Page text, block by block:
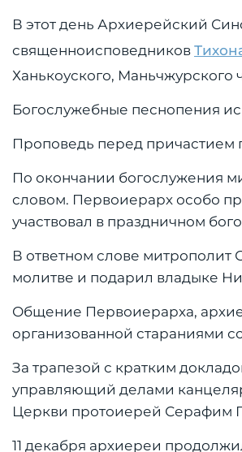
В этот день Архиерейский
священноисповедников
Ханькоуского, Маньчжурского
Богослужебные песнопения
Проповедь перед причастием
По окончании богослужения
словом. Первоиерарх особо
участвовал в праздничном
В ответном слове митрополит
молитве и подарил владыке
Общение Первоиерарха,
организованной стараниями
За трапезой с кратким
управляющий делами
Церкви протоиерей Серафим
11 декабря архиереи